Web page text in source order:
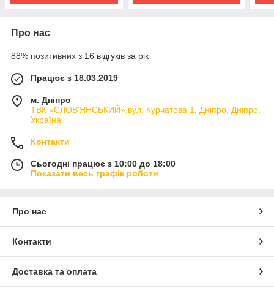
Про нас
88% позитивних з 16 відгуків за рік
Працює з 18.03.2019
м. Дніпро
ТВК «СЛОВ'ЯНСЬКИЙ»,вул. Курчатова 1, Дніпро, Дніпро,
Україна
Контакти
Сьогодні працює з 10:00 до 18:00
Показати весь графік роботи
Про нас
Контакти
Доставка та оплата